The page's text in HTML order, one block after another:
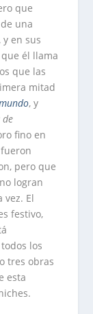
que
una
en sus
él llama
que las
mitad
, y
de
fino en
pero que
logran
vez. El
festivo,
los
tres obras
esta